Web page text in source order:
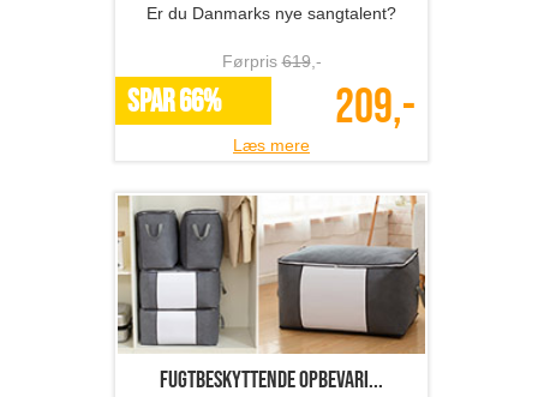
Er du Danmarks nye sangtalent?
Førpris619,-
SPAR 66% 209,-
Læs mere
Fugtbeskyttende opbevari...